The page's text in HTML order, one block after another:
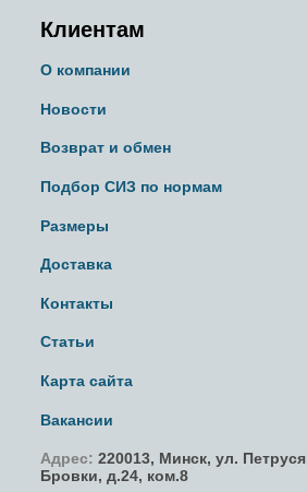
Клиентам
О компании
Новости
Возврат и обмен
Подбор СИЗ по нормам
Размеры
Доставка
Контакты
Статьи
Карта сайта
Вакансии
Адрес: 220013, Минск, ул. Петруся
Бровки, д.24, ком.8